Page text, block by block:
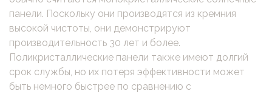
панели. Поскольку они производятся из кремния
высокой чистоты, они демонстрируют
производительность 30 лет и более.
Поликристаллические панели также имеют долгий
срок службы, но их потеря эффективности может
быть немного быстрее по сравнению с